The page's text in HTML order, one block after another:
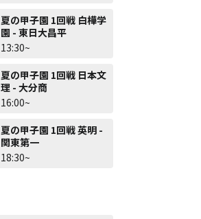
夏の甲子園 1回戦 白樺学
園 - 東日大昌平
13:30~
夏の甲子園 1回戦 日本文
理 - 大分商
16:00~
夏の甲子園 1回戦 英明 -
関東第一
18:30~